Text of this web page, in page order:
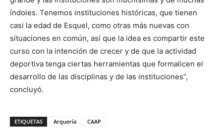
índoles. Tenemos instituciones históricas, que tienen
casi la edad de Esquel, como otras más nuevas con
situaciones en común, así que la idea es compartir este
curso con la intención de crecer y de que la actividad
deportiva tenga ciertas herramientas que formalicen el
desarrollo de las disciplinas y de las instituciones”,
concluyó.
ETIQUETAS Arquería CAAP